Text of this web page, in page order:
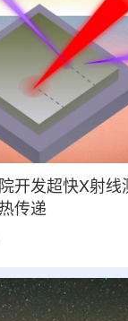
开发超快X射线
传递